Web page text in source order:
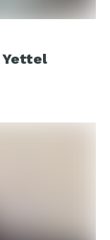
Yettel